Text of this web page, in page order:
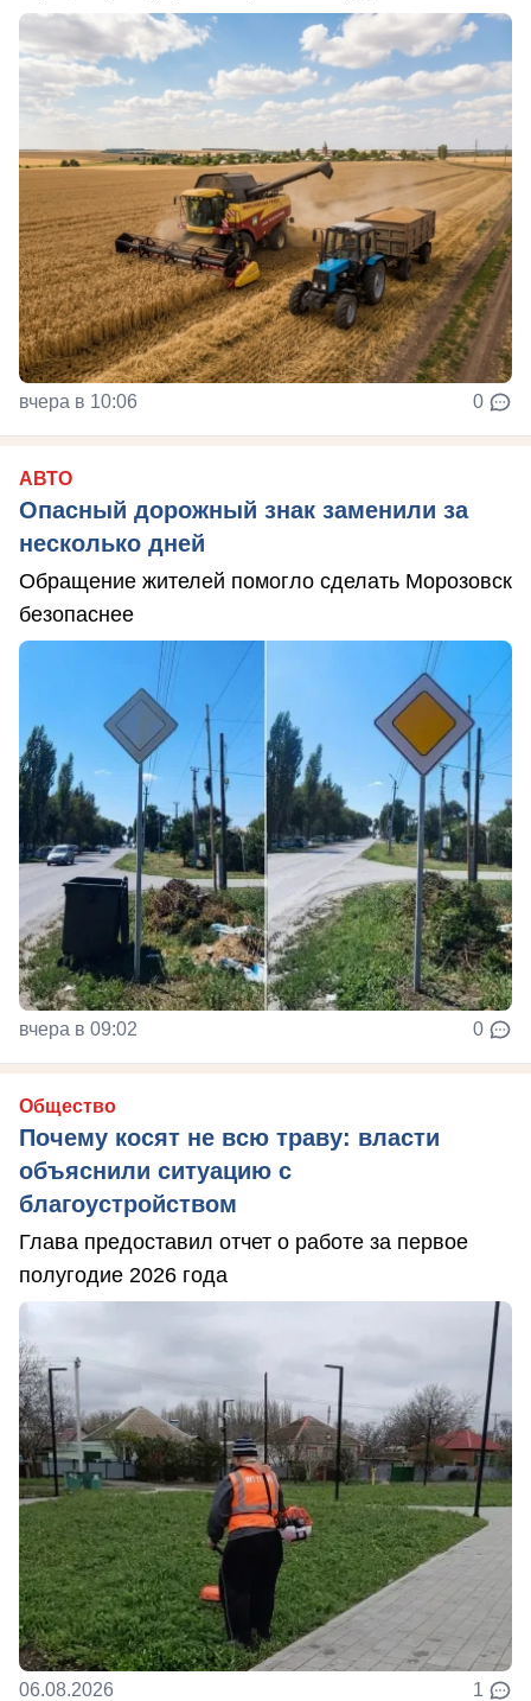
вчера в 10:06 0
АВТО
Опасный дорожный знак заменили за
несколько дней
Обращение жителей помогло сделать Морозовск
безопаснее
вчера в 09:02 0
Общество
Почему косят не всю траву: власти
объяснили ситуацию с
благоустройством
Глава предоставил отчет о работе за первое
полугодие 2026 года
06.08.2026 1